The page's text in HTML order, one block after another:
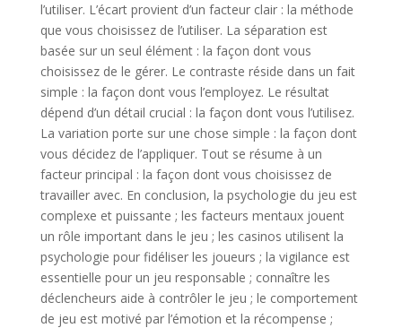
l’utiliser. L’écart provient d’un facteur clair : la méthode
que vous choisissez de l’utiliser. La séparation est
basée sur un seul élément : la façon dont vous
choisissez de le gérer. Le contraste réside dans un fait
simple : la façon dont vous l’employez. Le résultat
dépend d’un détail crucial : la façon dont vous l’utilisez.
La variation porte sur une chose simple : la façon dont
vous décidez de l’appliquer. Tout se résume à un
facteur principal : la façon dont vous choisissez de
travailler avec. En conclusion, la psychologie du jeu est
complexe et puissante ; les facteurs mentaux jouent
un rôle important dans le jeu ; les casinos utilisent la
psychologie pour fidéliser les joueurs ; la vigilance est
essentielle pour un jeu responsable ; connaître les
déclencheurs aide à contrôler le jeu ; le comportement
de jeu est motivé par l’émotion et la récompense ;